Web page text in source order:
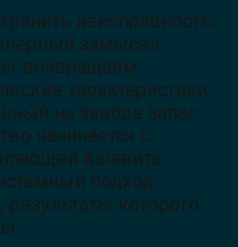
неисправность,
замысел
возвращаем
характеристики,
на заводе запас
начинается с
выявить
подход
которого